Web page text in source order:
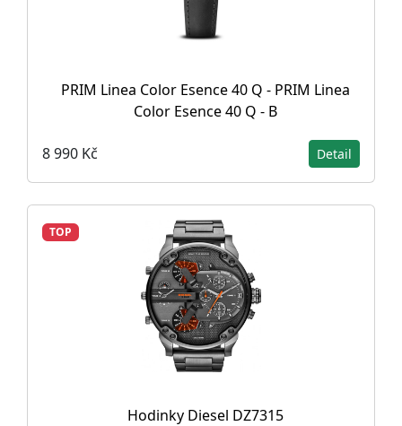
PRIM Linea Color Esence 40 Q - PRIM Linea
Color Esence 40 Q - B
8 990 Kč Detail
TOP
Hodinky Diesel DZ7315